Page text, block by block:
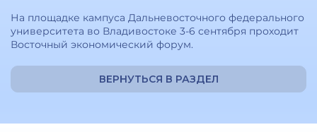
На площадке кампуса Дальневосточного федерального
университета во Владивостоке 3-6 сентября проходит
Восточный экономический форум.
ВЕРНУТЬСЯ В РАЗДЕЛ